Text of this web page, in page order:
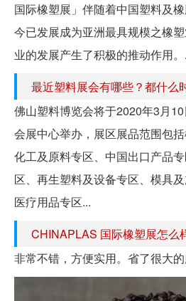
国际橡塑展」伴随着中国塑料及
今已发展成为亚洲最具规模之橡
业的发展产生了积极的推动作用。
最近塑料展会有哪些？都什么
佛山塑料博览会将于2020年3月
会展中心举办，展区展品范围包括
化工及原料专区、中国出口产品
区、再生塑料及设备专区、模具
医疗用品专区...
CHINAPLAS 国际橡塑展怎么
非常不错，方便实用。省了很大的